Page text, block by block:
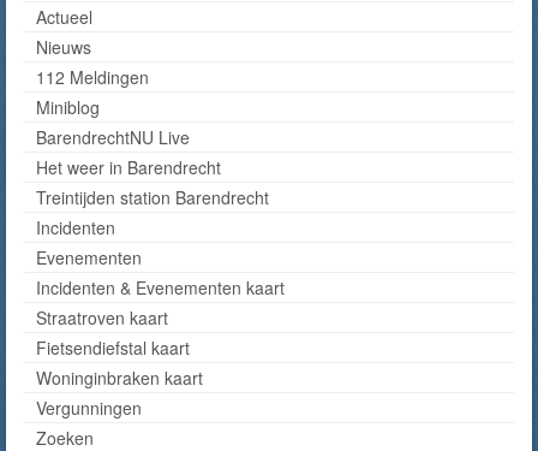
Actueel
Nieuws
112 Meldingen
Miniblog
BarendrechtNU Live
Het weer in Barendrecht
Treintijden station Barendrecht
Incidenten
Evenementen
Incidenten & Evenementen kaart
Straatroven kaart
Fietsendiefstal kaart
Woninginbraken kaart
Vergunningen
Zoeken